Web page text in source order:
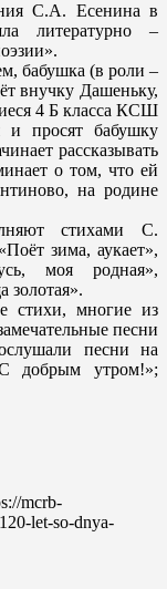
С.А. Есенина в
литературно –
бабушка (в роли –
внучку Дашеньку,
4 Б класса КСШ
просят бабушку
рассказывать
о том, что ей
на родине
стихами С.
зима, аукает»,
моя родная»,
золотая».
стихи, многие из
песни
песни на
добрым утром!»;
mcrb-
let-so-dnya-